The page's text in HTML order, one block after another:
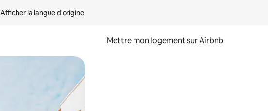
Afficher la langue d'origine
Mettre mon logement sur Airbnb